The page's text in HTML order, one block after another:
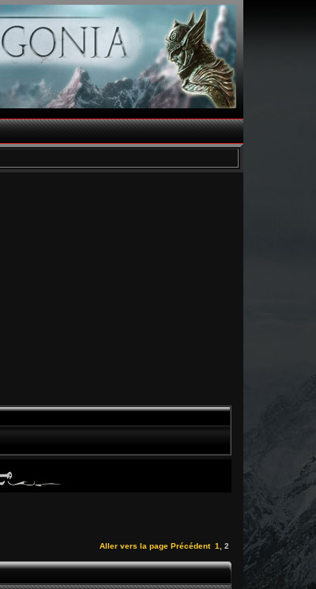
Aller vers la page Précédent 1 2